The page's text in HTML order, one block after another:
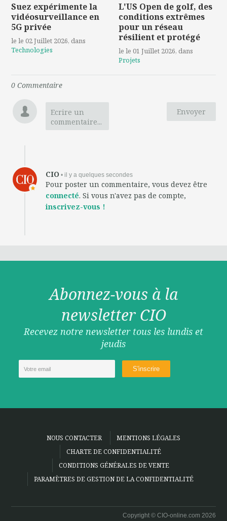
Suez expérimente la
vidéosurveillance en
5G privée
le le 02 Juillet 2026, dans
Technologies
L'US Open de golf, des
conditions extrêmes
pour un réseau
résilient et protégé
le le 01 Juillet 2026, dans
Projets
0 Commentaire
Envoyer
Ecrire un
commentaire...
CIO • il y a quelques secondes
Pour poster un commentaire, vous devez être
connecté. Si vous n'avez pas de compte,
inscrivez-vous !
Abonnez-vous à la
newsletter CIO
Recevez notre newsletter tous les lundis et
jeudis
NOUS CONTACTER
MENTIONS LÉGALES
CHARTE DE CONFIDENTIALITÉ
CONDITIONS GÉNÉRALES DE VENTE
PARAMÈTRES DE GESTION DE LA CONFIDENTIALITÉ
Copyright © CIO-online.com 2026